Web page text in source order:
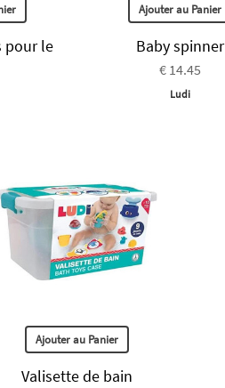
pour le
Ajouter au Panier
Baby spinner
€ 14.45
Ludi
Ajouter au Panier
Valisette de bain